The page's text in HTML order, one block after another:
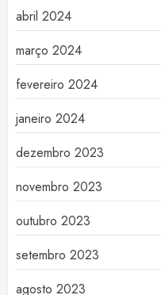
abril 2024
março 2024
fevereiro 2024
janeiro 2024
dezembro 2023
novembro 2023
outubro 2023
setembro 2023
agosto 2023